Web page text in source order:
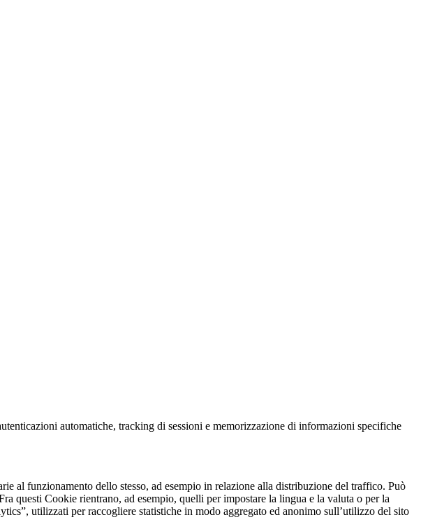
automatiche, tracking di sessioni e memorizzazione di informazioni specifiche
al funzionamento dello stesso, ad esempio in relazione alla distribuzione del traffico. Può
questi Cookie rientrano, ad esempio, quelli per impostare la lingua e la valuta o per la
utilizzati per raccogliere statistiche in modo aggregato ed anonimo sull’utilizzo del sito